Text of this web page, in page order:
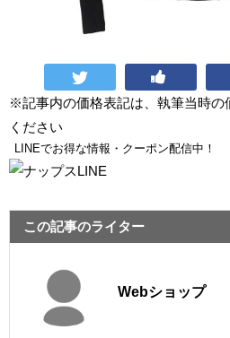
※記事内の価格表記は、執筆当時の
ください
LINEでお得な情報・クーポン配信中！
この記事のライター
Webショップ